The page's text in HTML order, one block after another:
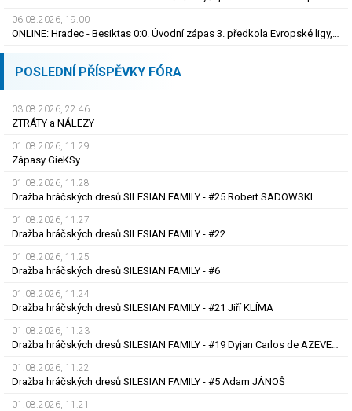
06.08.2026, 19.00
POSLEDNÍ PŘÍSPĚVKY FÓRA
03.08.2026, 22.46
ZTRÁTY a NÁLEZY
01.08.2026, 11.29
Zápasy GieKSy
01.08.2026, 11.28
Dražba hráčských dresů SILESIAN FAMILY - #25 Robert SADOWSKI
01.08.2026, 11.27
Dražba hráčských dresů SILESIAN FAMILY - #22
01.08.2026, 11.25
Dražba hráčských dresů SILESIAN FAMILY - #6
01.08.2026, 11.24
Dražba hráčských dresů SILESIAN FAMILY - #21 Jiří KLÍMA
01.08.2026, 11.23
01.08.2026, 11.22
Dražba hráčských dresů SILESIAN FAMILY - #5 Adam JÁNOŠ
01.08.2026, 11.21